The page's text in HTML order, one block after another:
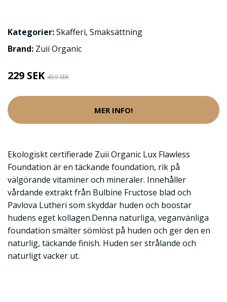
Kategorier:Skafferi, Smaksättning
Brand: Zuii Organic
229 SEK 459 SEK
MER INFO!
Ekologiskt certifierade Zuii Organic Lux Flawless
Foundation är en täckande foundation, rik på
välgörande vitaminer och mineraler. Innehåller
vårdande extrakt från Bulbine Fructose blad och
Pavlova Lutheri som skyddar huden och boostar
hudens eget kollagen.Denna naturliga, veganvänliga
foundation smälter sömlöst på huden och ger den en
naturlig, täckande finish. Huden ser strålande och
naturligt vacker ut.